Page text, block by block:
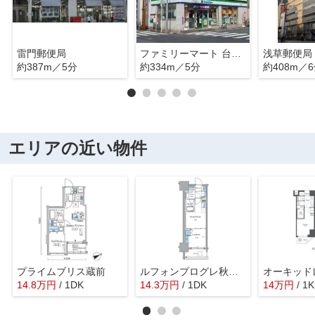
雷門郵便局
約387m／5分
約334m／5分
浅草郵便局
約408m／
エリアの近い物件
プライムブリス蔵前
14.8万円 / 1DK
ルフォンプログレ秋葉原ＥＡＳＴ
14.3万円 / 1DK 14万円 / 1K